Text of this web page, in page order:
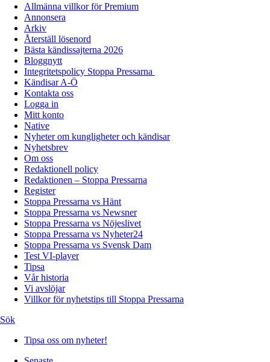
Allmänna villkor för Premium
Annonsera
Arkiv
Återställ lösenord
Bästa kändissajterna 2026
Bloggnytt
Integritetspolicy Stoppa Pressarna
Kändisar A-Ö
Kontakta oss
Logga in
Mitt konto
Native
Nyheter om kungligheter och kändisar
Nyhetsbrev
Om oss
Redaktionell policy
Redaktionen – Stoppa Pressarna
Register
Stoppa Pressarna vs Hänt
Stoppa Pressarna vs Newsner
Stoppa Pressarna vs Nöjeslivet
Stoppa Pressarna vs Nyheter24
Stoppa Pressarna vs Svensk Dam
Test VI-player
Tipsa
Vår historia
Vi avslöjar
Villkor för nyhetstips till Stoppa Pressarna
Sök
Tipsa oss om nyheter!